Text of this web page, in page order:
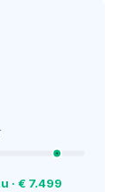
· € 7.499